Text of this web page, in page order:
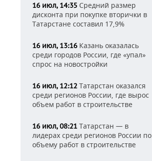
16 июл, 14:35 Средний размер
дисконта при покупке вторички в
Татарстане составил 17,9%
16 июл, 13:16 Казань оказалась
среди городов России, где «упал»
спрос на новостройки
16 июл, 12:12 Татарстан оказался
среди регионов России, где вырос
объем работ в строительстве
16 июл, 08:21 Татарстан — в
лидерах среди регионов России по
объему работ в строительстве